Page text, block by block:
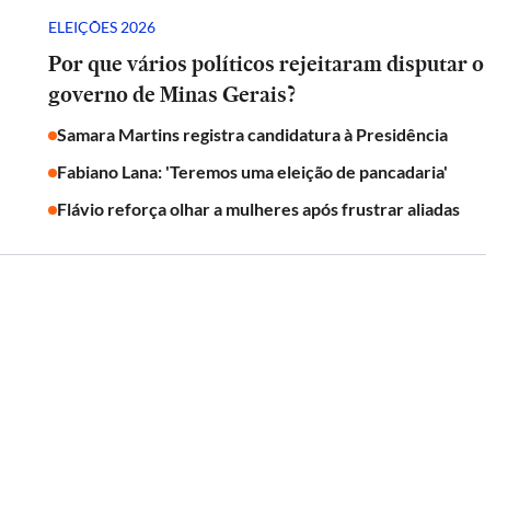
ELEIÇÕES 2026
Por que vários políticos rejeitaram disputar o
governo de Minas Gerais?
Samara Martins registra candidatura à Presidência
Fabiano Lana: 'Teremos uma eleição de pancadaria'
Flávio reforça olhar a mulheres após frustrar aliadas